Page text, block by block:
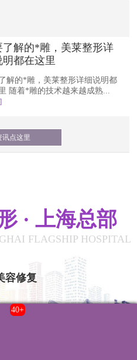
了解的*雕，美莱整形详
明都在这里
解的*雕，美莱整形详细说明都
随着*雕的技术越来越成熟...
讯点这里
· 上海总部
FLAGSHIP HOSPITAL
容修复
43+